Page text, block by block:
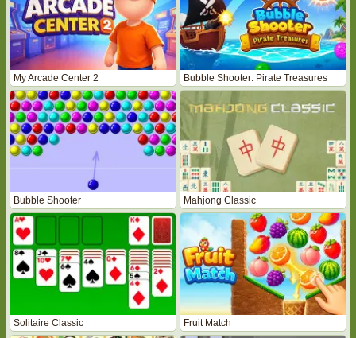
My Arcade Center 2 Bubble Shooter: Pirate Treasures
Bubble Shooter Mahjong Classic
Solitaire Classic Fruit Match